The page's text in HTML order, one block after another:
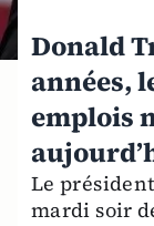
Donald
années,
emplois
Le
mardi soir